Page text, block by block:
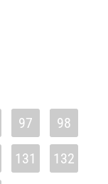
97 98
131 132